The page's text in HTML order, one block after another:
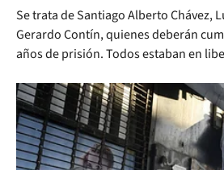
Se trata de Santiago Alberto Chávez,
Gerardo Contín, quienes deberán
años de prisión. Todos estaban en